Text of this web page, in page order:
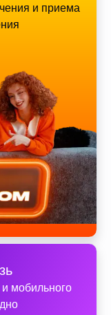
и приема
мобильного